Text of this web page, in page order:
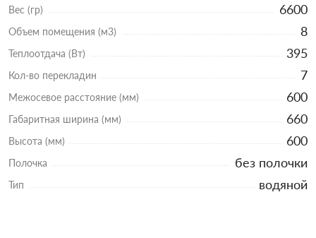
Вес (гр) 6600
Объем помещения (м3) 8
Теплоотдача (Вт) 395
Кол-во перекладин 7
Межосевое расстояние (мм) 600
Габаритная ширина (мм) 660
Высота (мм) 600
Полочка без полочки
Тип водяной